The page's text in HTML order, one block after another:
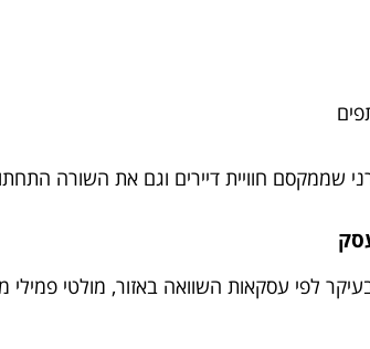
שממקסם חוויית דיירים וגם את השורה
לפי עסקאות השוואה באזור, מולטי